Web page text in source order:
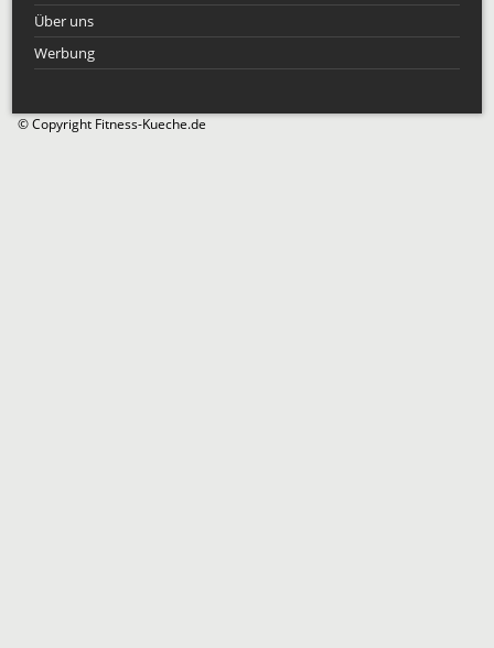
Über uns
Werbung
© Copyright Fitness-Kueche.de